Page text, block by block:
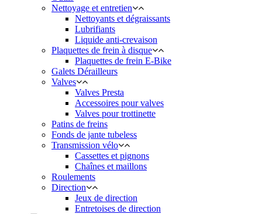
Nettoyage et entretien
Nettoyants et dégraissants
Lubrifiants
Liquide anti-crevaison
Plaquettes de frein à disque
Plaquettes de frein E-Bike
Galets Dérailleurs
Valves
Valves Presta
Accessoires pour valves
Valves pour trottinette
Patins de freins
Fonds de jante tubeless
Transmission vélo
Cassettes et pignons
Chaînes et maillons
Roulements
Direction
Jeux de direction
Entretoises de direction